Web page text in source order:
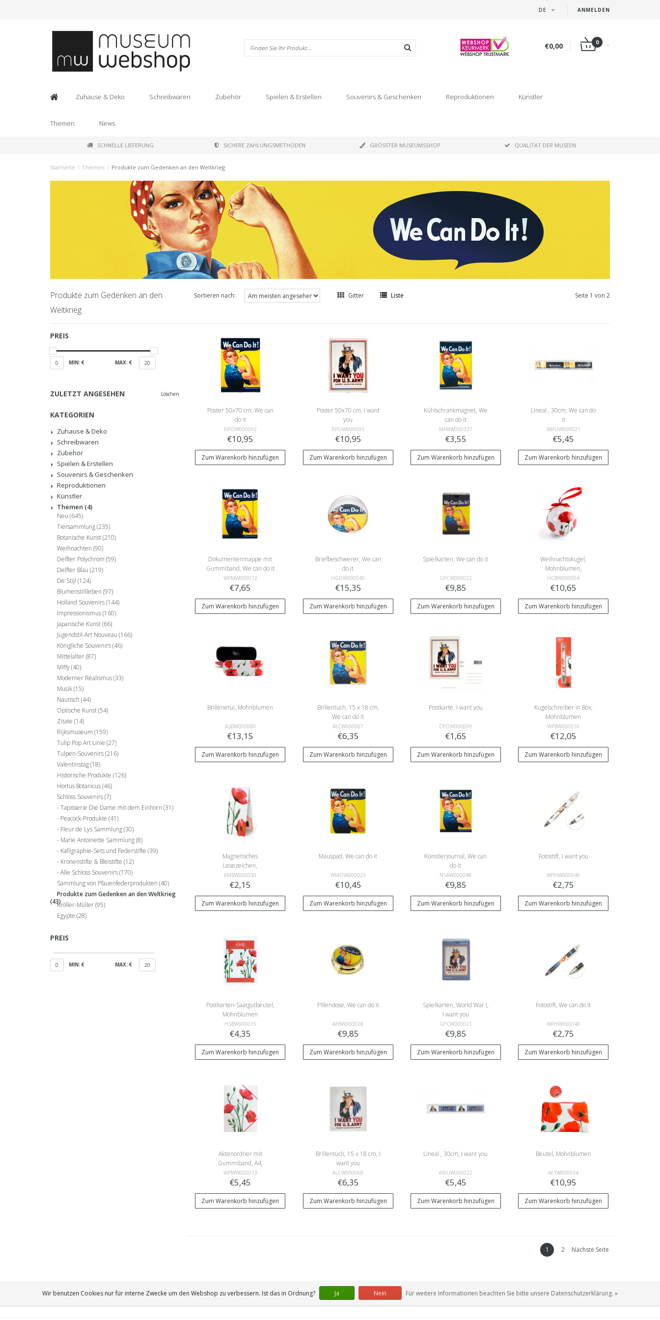
ANMELDEN
DE
€0,00 0
Zuhause & Deko Schreibwaren Zubehör Spielen & Erstellen Souvenirs & Geschenken Reproduktionen Künstler
Themen News
SCHNELLE LIEFERUNG SICHERE ZAHLUNGSMETHODEN GRÖSSTER MUSEUMSSHOP QUALITÄT DER MUSEEN
Startseite / Themen / Produkte zum Gedenken an den Weltkrieg
Produkte zum Gedenken an den
Weltkrieg
Sortieren nach: Gitter Liste Seite 1 von 2
PREIS
0 MIN: € MAX: € 20
ZULETZT ANGESEHEN Löschen
KATEGORIEN
Zuhause & Deko
Schreibwaren
Zubehör
Spielen & Erstellen
Souvenirs & Geschenken
Reproduktionen
Künstler
Themen (4)
Neu (645)
Tiersammlung(235)
Botanische Kunst(210)
Weihnachten (90)
Delfter Polychrom (59)
Delfter Blau (219)
De Stijl (124)
Blumenstillleben (97)
Holland Souvenirs(144)
Impressionismus(160)
Japanische Kunst(66)
Jugendstil-Art Nouveau (166)
Königliche Souvenirs(46)
Mittelalter(87)
Miffy(40)
Moderner Realismus(33)
Musik(15)
Nautisch (44)
Optische Kunst(54)
Zitate (14)
Rijksmuseum (159)
Tulip Pop Art Linie (27)
Tulpen-Souvenirs(216)
Valentinstag(18)
Historische Produkte (126)
Hortus Botanicus(46)
Schloss Souvenirs(7)
Tapisserie Die Dame mit dem Einhorn (31)
Peacock-Produkte (41)
Fleur de Lys Sammlung(30)
Marie Antoinette Sammlung(8)
Kalligraphie-Sets und Federstifte (39)
Kronenstifte & Bleistifte (12)
Alle Schloss Souvenirs(170)
Sammlung von Pfauenfederprodukten (40)
Produkte zum Gedenken an den Weltkrieg
(43)Kröller-Müller(95)
Egypte (28)
PREIS
0 MIN: € MAX: € 20
Poster 50x70 cm, We can
do it
RPOW000092
€10,95
Zum Warenkorb hinzufügen
Poster 50x70 cm, I want
you
RPOW000093
€10,95
Zum Warenkorb hinzufügen
Kühlschrankmagnet, We
can do it
MFMW000337
€3,55
Zum Warenkorb hinzufügen
Lineal , 30cm, We can do
it
WRUW000021
€5,45
Zum Warenkorb hinzufügen
Dokumentenmappe mit
Gummiband, We can do it
WPMW000012
€7,65
Zum Warenkorb hinzufügen
Briefbeschwerer, We can
do it
HGDW000040
€15,35
Zum Warenkorb hinzufügen
Spielkarten, We can do it
GPCW000022
€9,85
Zum Warenkorb hinzufügen
Weihnachtskugel,
Mohnblumen,
unzerbrechlich
HCBW000004
€10,65
Zum Warenkorb hinzufügen
Brillenetui, Mohnblumen
ASBW000080
€13,15
Zum Warenkorb hinzufügen
Brillentuch, 15 x 18 cm,
We can do it
ALCW000067
€6,35
Zum Warenkorb hinzufügen
Postkarte, I want you
CPOW000099
€1,65
Zum Warenkorb hinzufügen
Kugelschreiber in Box,
Mohnblumen
WPBW000016
€12,05
Zum Warenkorb hinzufügen
Magnetisches
Lesezeichen,
Mohnblumen
KMBW000030
€2,15
Zum Warenkorb hinzufügen
Mauspad, We can do it
WMOW000023
€10,45
Zum Warenkorb hinzufügen
Künstlerjournal, We can
do it
NSAW000048
€9,85
Zum Warenkorb hinzufügen
Fotostift, I want you
WPHW000049
€2,75
Zum Warenkorb hinzufügen
Postkarten-Saatgutbeutel,
Mohnblumen
HSBW000015
€4,35
Zum Warenkorb hinzufügen
Pillendose, We can do it
APBW000028
€9,85
Zum Warenkorb hinzufügen
Spielkarten, World War I,
I want you
GPCW000021
€9,85
Zum Warenkorb hinzufügen
Fotostift, We can do it
WPHW000048
€2,75
Zum Warenkorb hinzufügen
Aktenordner mit
Gummiband, A4,
Mohnblumen
WPMW000013
€5,45
Zum Warenkorb hinzufügen
Brillentuch, 15 x 18 cm, I
want you
ALCW000068
€6,35
Zum Warenkorb hinzufügen
Lineal , 30cm, I want you
WRUW000022
€5,45
Zum Warenkorb hinzufügen
Beutel, Mohnblumen
AETW000034
€10,95
Zum Warenkorb hinzufügen
1 2 Nächste Seite
Wir benutzen Cookies nur für interne Zwecke um den Webshop zu verbessern. Ist das in Ordnung? Ja Nein Für weitere Informationen beachten Sie bitte unsere Datenschutzerklärung. »